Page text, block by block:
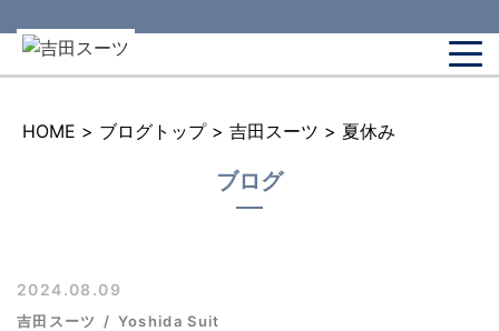
HOME > ブログトップ > 吉田スーツ > 夏休み
ブログ
2024.08.09
吉田スーツ Yoshida Suit